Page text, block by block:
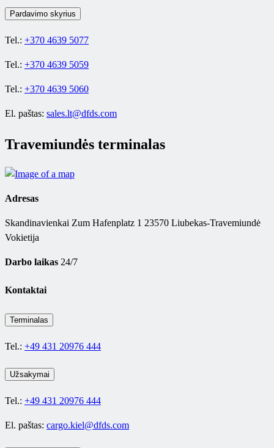
Pardavimo skyrius
Tel.: +370 4639 5077
Tel.: +370 4639 5059
Tel.: +370 4639 5060
El. paštas: sales.lt@dfds.com
Travemiundės terminalas
Adresas
Skandinavienkai Zum Hafenplatz 1 23570 Liubekas-Travemiundė
Vokietija
Darbo laikas 24/7
Kontaktai
Terminalas
Tel.: +49 431 20976 444
Užsakymai
Tel.: +49 431 20976 444
El. paštas: cargo.kiel@dfds.com